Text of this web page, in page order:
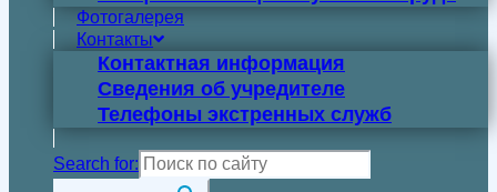
Фотогалерея
Контакты
Контактная информация
Сведения об учредителе
Телефоны экстренных служб
Search for: